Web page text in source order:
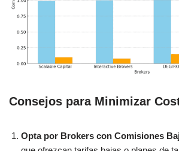
Consejos para Minimizar
Opta por Brokers con Comisiones